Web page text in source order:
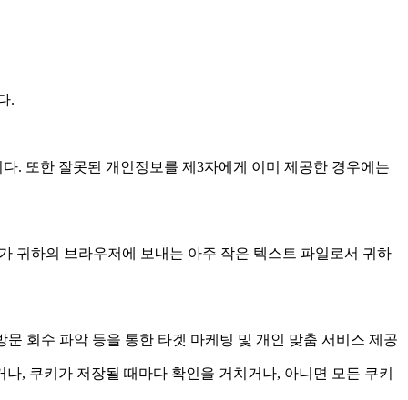
.
. 또한 잘못된 개인정보를 제3자에게 이미 제공한 경우에는
귀하의 브라우저에 보내는 아주 작은 텍스트 파일로서 귀하
회수 파악 등을 통한 타겟 마케팅 및 개인 맞춤 서비스 제공
, 쿠키가 저장될 때마다 확인을 거치거나, 아니면 모든 쿠키